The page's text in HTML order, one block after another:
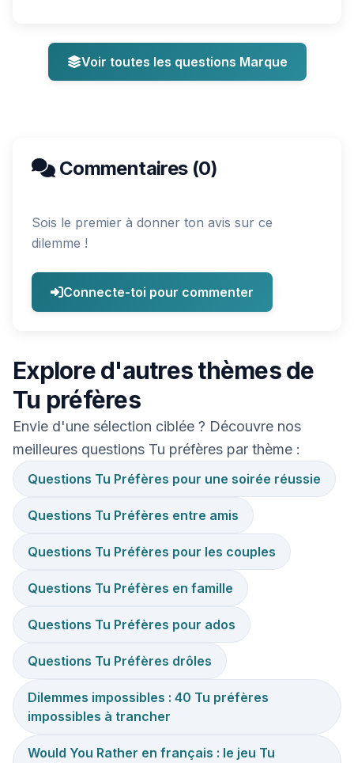
Voir toutes les questions Marque
Commentaires (0)
Sois le premier à donner ton avis sur ce
dilemme !
Connecte-toi pour commenter
Explore d'autres thèmes de
Tu préfères
Envie d'une sélection ciblée ? Découvre nos
meilleures questions Tu préfères par thème :
Questions Tu Préfères pour une soirée réussie
Questions Tu Préfères entre amis
Questions Tu Préfères pour les couples
Questions Tu Préfères en famille
Questions Tu Préfères pour ados
Questions Tu Préfères drôles
Dilemmes impossibles : 40 Tu préfères
impossibles à trancher
Would You Rather en français : le jeu Tu